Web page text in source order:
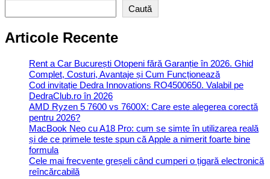
Caută
Articole Recente
Rent a Car București Otopeni fără Garanție în 2026. Ghid
Complet, Costuri, Avantaje și Cum Funcționează
Cod invitație Dedra Innovations RO4500650. Valabil pe
DedraClub.ro în 2026
AMD Ryzen 5 7600 vs 7600X: Care este alegerea corectă
pentru 2026?
MacBook Neo cu A18 Pro: cum se simte în utilizarea reală
și de ce primele teste spun că Apple a nimerit foarte bine
formula
Cele mai frecvente greșeli când cumperi o țigară electronică
reîncărcabilă